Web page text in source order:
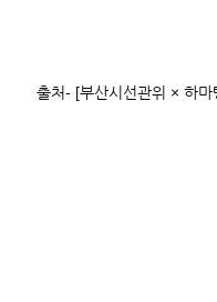
출처- [부산시선관위 × 하